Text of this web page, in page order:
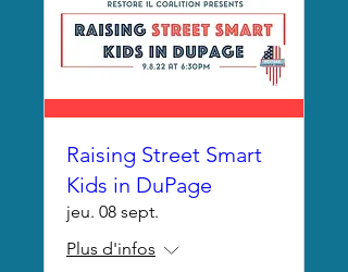
Raising Street Smart
Kids in DuPage
jeu. 08 sept.
Plus d'infos